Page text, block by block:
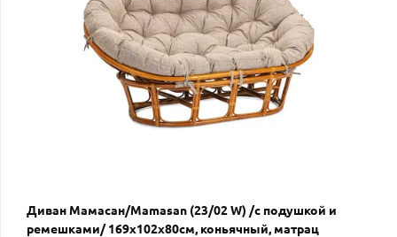
Диван Мамасан/Mamasan (23/02 W) /с подушкой и
ремешками/ 169х102х80см, коньячный, матрац